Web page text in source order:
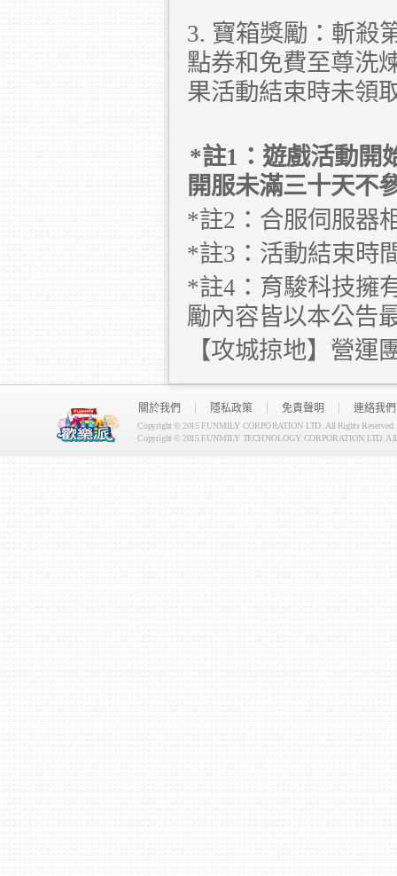
3. 寶箱獎勵：斬殺
點券和免費至尊洗
果活動結束時未領
*註1：遊戲活動開
開服未滿三十天不
*註2：合服伺服器
*註3：活動結束時
*註4：育駿科技擁
勵內容皆以本公告
【攻城掠地】營運
關於我們 隱私政策 免責聲明 連絡我們
Copyright © 2015 FUNMILY CORPORATION LTD. All Rights Reserved.
Copyright © 2015 FUNMILY TECHNOLOGY CORPORATION LTD. All